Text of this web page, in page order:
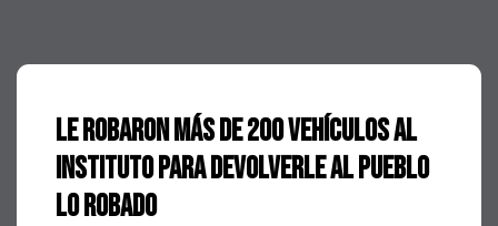
Le robaron más de 200 vehículos al
Instituto para Devolverle al Pueblo
lo Robado